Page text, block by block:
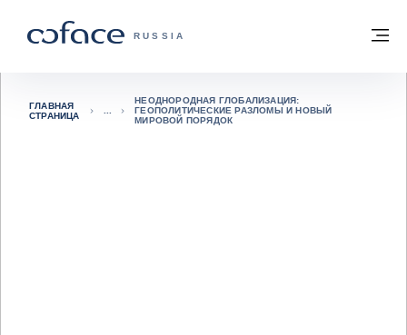
COFACE FOR TRADE — ГЛАВНАЯ
RUSSIA
Вернуться на главную страницу
ГЛАВНАЯ
СТРАНИЦА
НЕОДНОРОДНАЯ ГЛОБАЛИЗАЦИЯ:
ГЕОПОЛИТИЧЕСКИЕ РАЗЛОМЫ И НОВЫЙ
МИРОВОЙ ПОРЯДОК